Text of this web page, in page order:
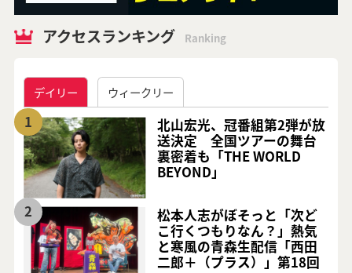
アクセスランキング Ranking
デイリー ウィークリー
1
北山宏光、冠番組第2弾が放
送決定 全国ツアーの舞台
裏密着も「THE WORLD
BEYOND」
2
松本人志がぼそっと「次ど
こ行くつもりなん？」熱気
と寒風の青森生配信「西田
二郎＋（プラス）」第18回